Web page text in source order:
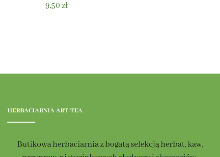
9,50zł
HERBACIARNIA ART-TEA
Butikowa herbaciarnia z bogatą selekcją herbat, kaw,